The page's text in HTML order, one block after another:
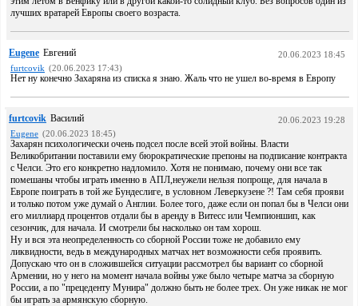
лучших вратарей Европы своего возраста.
Eugene Евгений
20.06.2023 18:45
furtcovik (20.06.2023 17:43)
Нет ну конечно Захаряна из списка я знаю. Жаль что не ушел во-время в Европу
furtcovik Василий
20.06.2023 19:28
Eugene (20.06.2023 18:45)
Захарян психологически очень подсел после всей этой войны. Власти
Великобритании поставили ему бюрократические препоны на подписание контракта
с Челси. Это его конкретно надломило. Хотя не понимаю, почему они все так
помешаны чтобы играть именно в АПЛ,неужели нельзя попроще, для начала в
Европе поиграть в той же Бундеслиге, в условном Леверкузене ?! Там себя прояви
и только потом уже думай о Англии. Более того, даже если он попал бы в Челси они
его миллиард процентов отдали бы в аренду в Витесс или Чемпионшип, как
сезончик, для начала. И смотрели бы насколько он там хорош.
Ну и вся эта неопределенность со сборной России тоже не добавило ему
ликвидности, ведь в международных матчах нет возможности себя проявить.
Допускаю что он в сложившейся ситуации рассмотрел бы вариант со сборной
Армении, но у него на момент начала войны уже было четыре матча за сборную
России, а по "прецеденту Мунира" должно быть не более трех. Он уже никак не мог
бы играть за армянскую сборную.